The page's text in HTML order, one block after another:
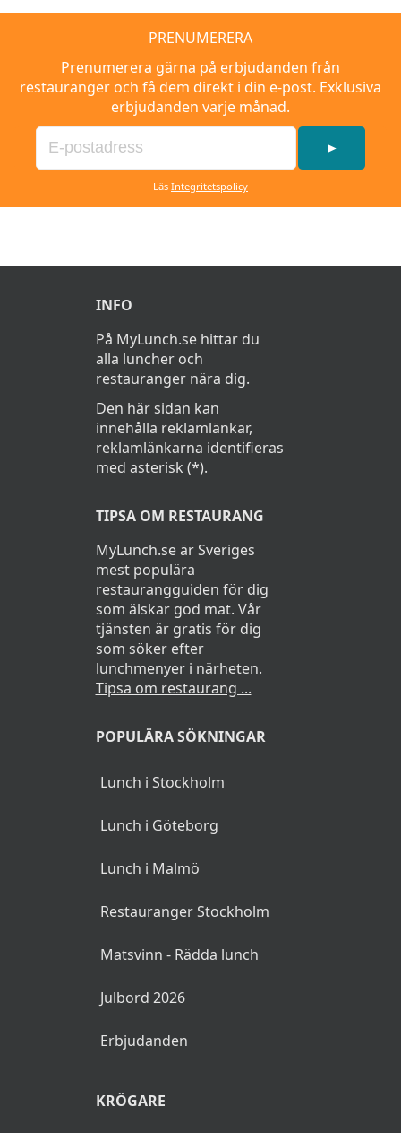
PRENUMERERA
Prenumerera gärna på erbjudanden från
restauranger och få dem direkt i din e-post. Exklusiva
erbjudanden varje månad.
►
Läs Integritetspolicy
INFO
På MyLunch.se hittar du
alla luncher och
restauranger nära dig.
Den här sidan kan
innehålla reklamlänkar,
reklamlänkarna identifieras
med asterisk (*).
TIPSA OM RESTAURANG
MyLunch.se är Sveriges
mest populära
restaurangguiden för dig
som älskar god mat. Vår
tjänsten är gratis för dig
som söker efter
lunchmenyer i närheten.
Tipsa om restaurang ...
POPULÄRA SÖKNINGAR
Lunch i Stockholm
Lunch i Göteborg
Lunch i Malmö
Restauranger Stockholm
Matsvinn - Rädda lunch
Julbord 2026
Erbjudanden
KRÖGARE